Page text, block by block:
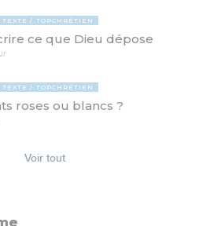
TOPCHRÉTIEN
ce que Dieu dépose
TOPCHRÉTIEN
roses ou blancs ?
Voir tout